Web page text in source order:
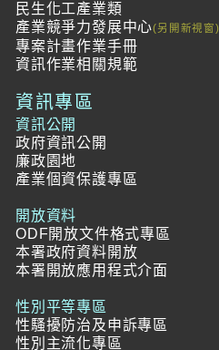
民生化工產業類
產業競爭力發展中心
專案計畫作業手冊
資訊作業相關規範
資訊專區
資訊公開
政府資訊公開
廉政園地
產業個資保護專區
開放資料
ODF開放文件格式專區
本署政府資料開放
本署開放應用程式介面
性別平等專區
性騷擾防治及申訴專區
性別主流化專區